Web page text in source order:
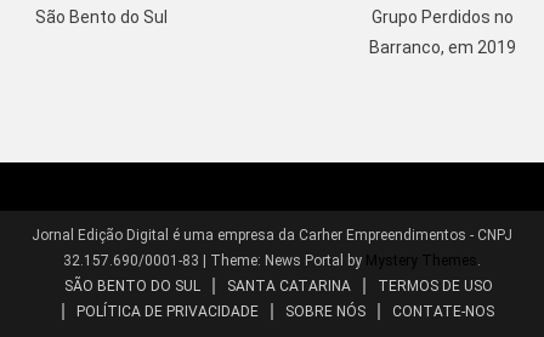
São Bento do Sul
Grupo Perdidos no
Barranco, em 2019
Jornal Edição Digital é uma empresa da Carher Empreendimentos - CNPJ
32.157.690/0001-83
Theme: News Portal by Mystery Themes .
SÃO BENTO DO SUL
SANTA CATARINA
TERMOS DE USO
POLÍTICA DE PRIVACIDADE
SOBRE NÓS CONTATE-NOS